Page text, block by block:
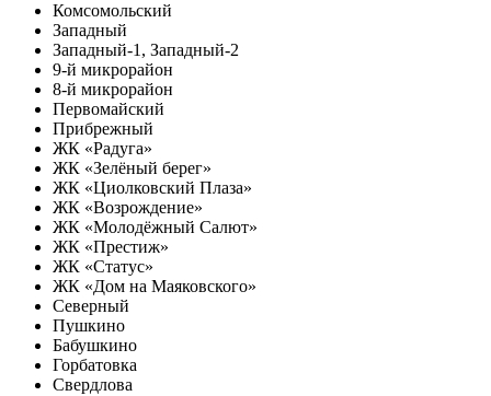
Комсомольский
Западный
Западный-1, Западный-2
9-й микрорайон
8-й микрорайон
Первомайский
Прибрежный
ЖК «Радуга»
ЖК «Зелёный берег»
ЖК «Циолковский Плаза»
ЖК «Возрождение»
ЖК «Молодёжный Салют»
ЖК «Престиж»
ЖК «Статус»
ЖК «Дом на Маяковского»
Северный
Пушкино
Бабушкино
Горбатовка
Свердлова